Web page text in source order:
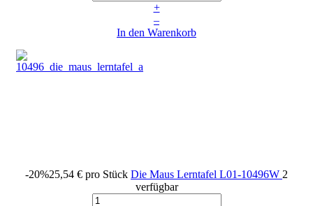
+
–
In den Warenkorb
-20%25,54 € pro Stück Die Maus Lerntafel L01-10496W 2
verfügbar